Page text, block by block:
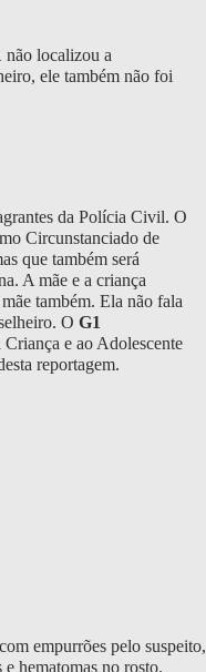
não localizou a
ele também não foi
da Polícia Civil. O
Circunstanciado de
que também será
A mãe e a criança
também. Ela não fala
O G1
e ao Adolescente
reportagem.
empurrões pelo suspeito,
hematomas no rosto.